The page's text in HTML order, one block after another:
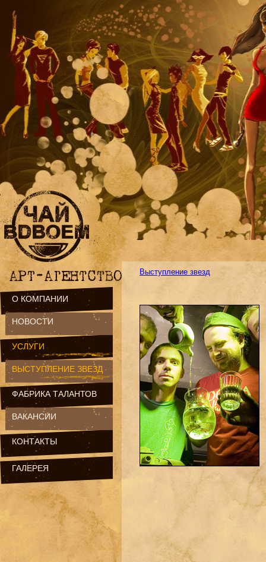
Выступление звезд
О КОМПАНИИ
НОВОСТИ
УСЛУГИ
ВЫСТУПЛЕНИЕ ЗВЕЗД
ФАБРИКА ТАЛАНТОВ
ВАКАНСИИ
КОНТАКТЫ
ГАЛЕРЕЯ